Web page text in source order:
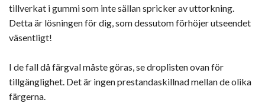
tillverkat i gummi som inte sällan spricker av uttorkning.
Detta är lösningen för dig, som dessutom förhöjer utseendet
väsentligt!
I de fall då färgval måste göras, se droplisten ovan för
tillgänglighet. Det är ingen prestandaskillnad mellan de olika
färgerna.